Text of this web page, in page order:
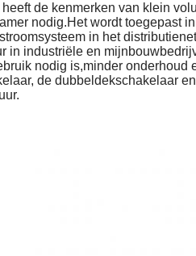
de kenmerken van klein
nodig.Het wordt toegepast
in het
in industriële en
nodig is,minder onderhoud
de dubbeldekschakelaar